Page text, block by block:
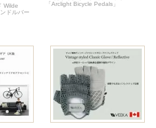
Wilde
ドルバー
「Arclight Bicycle Pedals」